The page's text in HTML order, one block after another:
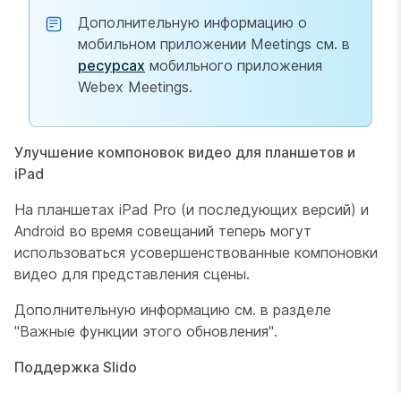
Дополнительную информацию о
мобильном приложении Meetings см. в
ресурсах мобильного приложения
Webex Meetings.
Улучшение компоновок видео для планшетов и
iPad
На планшетах iPad Pro (и последующих версий) и
Android во время совещаний теперь могут
использоваться усовершенствованные компоновки
видео для представления сцены.
Дополнительную информацию см. в разделе
"Важные функции этого обновления".
Поддержка Slido